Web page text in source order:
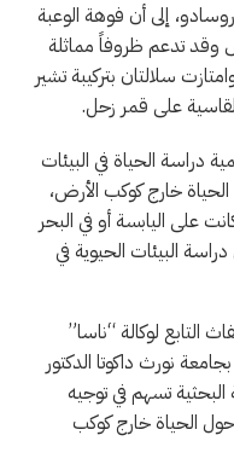
إلى أن فوهة الوعبة
وقد تدعم ظروفاً مماثلة
بكتيرية وامتازت سلالتان بتركيبة تشير
على قمر زحل.
دراسة الحياة في البيئات
خارج كوكب الأرض،
على اليابسة أو في البحر
البيئات الحيوية في
التابع لوكالة “ناسا”
نورث داكوتا الدكتور
تسهم في توجيه
حول الحياة خارج كوكب